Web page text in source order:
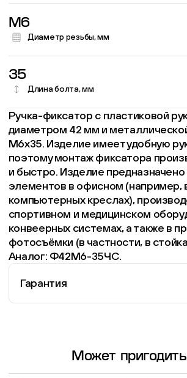
M6
Диаметр резьбы, мм
35
Длина болта, мм
Ручка-фиксатор с пластиковой
диаметром 42 мм и
М6х35. Изделие имеет удобную
поэтому монтаж фиксатора
и быстро. Изделие
элементов в офисном (например,
компьютерных креслах),
спортивном и медицинском
конвеерных системах, а также в
фотосъёмки (в частности, в
Аналог: Ф42М6-35ЧС.
Гарантия
Информация о гарантии
Может